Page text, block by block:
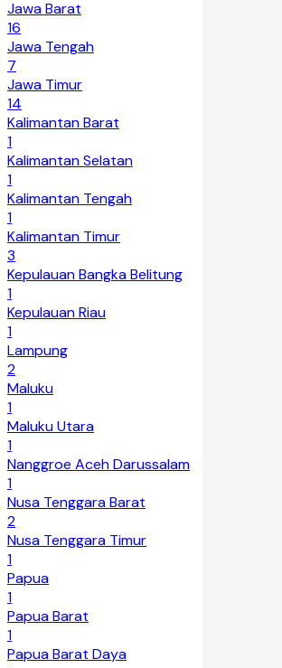
Jawa Barat
16
Jawa Tengah
7
Jawa Timur
14
Kalimantan Barat
1
Kalimantan Selatan
1
Kalimantan Tengah
1
Kalimantan Timur
3
Kepulauan Bangka Belitung
1
Kepulauan Riau
1
Lampung
2
Maluku
1
Maluku Utara
1
Nanggroe Aceh Darussalam
1
Nusa Tenggara Barat
2
Nusa Tenggara Timur
1
Papua
1
Papua Barat
1
Papua Barat Daya